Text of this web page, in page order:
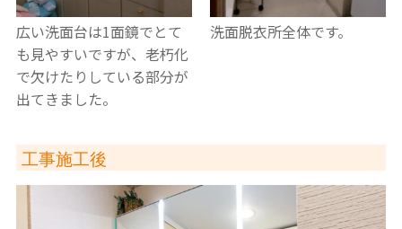
広い洗面台は1面鏡でとて
も見やすいですが、老朽化
で欠けたりしている部分が
出てきました。
洗面脱衣所全体です。
工事施工後